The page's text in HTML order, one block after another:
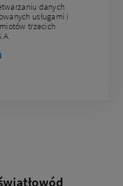
danych
usługami i
trzecich